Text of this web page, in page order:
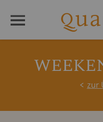
zur